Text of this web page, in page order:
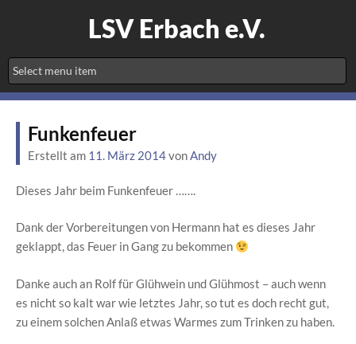
LSV Erbach e.V.
Funkenfeuer
Erstellt am 11. März 2014vonAndy
Dieses Jahr beim Funkenfeuer …….
Dank der Vorbereitungen von Hermann hat es dieses Jahr
geklappt, das Feuer in Gang zu bekommen
Danke auch an Rolf für Glühwein und Glühmost – auch wenn
es nicht so kalt war wie letztes Jahr, so tut es doch recht gut,
zu einem solchen Anlaß etwas Warmes zum Trinken zu haben.